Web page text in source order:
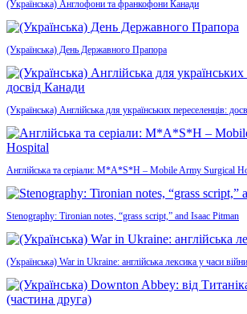
(Українська) Англофони та франкофони Канади
(Українська) День Державного Прапора
(Українська) Англійська для українських переселенців:
Англійська та серіали: M*A*S*H – Mobile Army Surgical
Stenography: Tironian notes, “grass script,” and Isaac Pitman
(Українська) War in Ukraine: англійська лексика у часи війни